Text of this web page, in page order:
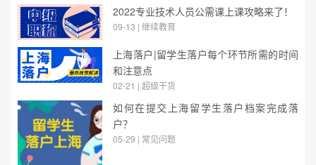
2022专业技术人员公需课上课攻略来了！
09-13 | 继续教育
上海落户|留学生落户每个环节所需的时间
和注意点
02-21 | 超级干货
如何在提交上海留学生落户档案完成落
户？
05-29 | 常见问题